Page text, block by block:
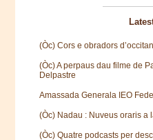
(Òc) Cors e obradors
(Òc) A perpaus dau filme de
Delpastre
Amassada Generala IEO
(Òc) Nadau : Nuveus oraris a
(Òc) Quatre podcasts per